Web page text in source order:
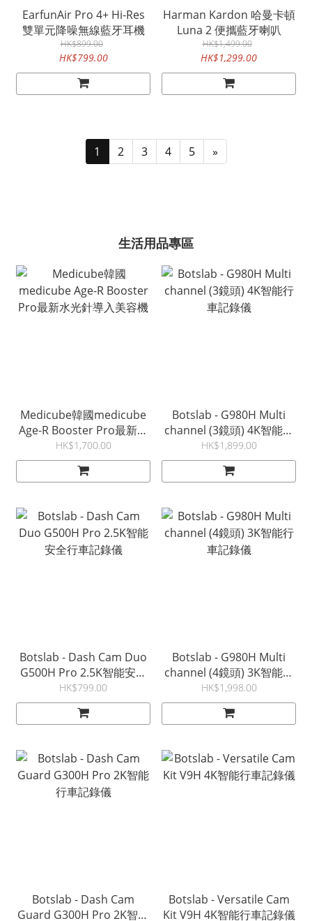
EarfunAir Pro 4+ Hi-Res
雙單元降噪無線藍牙耳機
HK$899.00
HK$799.00
Harman Kardon 哈曼卡頓
Luna 2 便攜藍牙喇叭
HK$1,499.00
HK$1,299.00
1 2 3 4 5 »
生活用品專區
Medicube韓國medicube
Age-R Booster Pro最新水
光針導入美容機
HK$1,700.00
Botslab - G980H Multi
channel (3鏡頭) 4K智能行
車記錄儀
HK$1,899.00
Botslab - Dash Cam Duo
G500H Pro 2.5K智能安全
行車記錄儀
HK$799.00
Botslab - G980H Multi
channel (4鏡頭) 3K智能行
車記錄儀
HK$1,998.00
Botslab - Dash Cam
Guard G300H Pro 2K智能
Botslab - Versatile Cam
Kit V9H 4K智能行車記錄儀